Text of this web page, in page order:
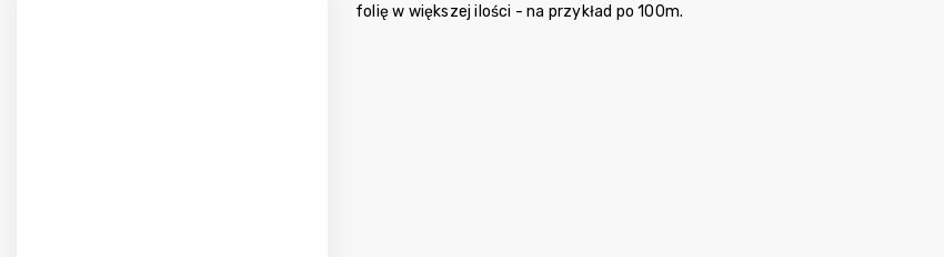
folię w większej ilości - na przykład po 100m.